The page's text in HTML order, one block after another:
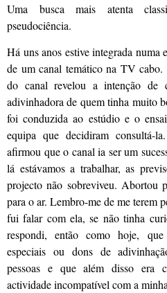
Uma busca mais atenta
pseudociência.
Há uns anos estive integrada numa
de um canal temático na TV cabo.
do canal revelou a intenção de
adivinhadora de quem tinha muito
foi conduzida ao estúdio e o
equipa que decidiram consultá-
afirmou que o canal ia ser um
lá estávamos a trabalhar, as
projecto não sobreviveu. Abortou
para o ar. Lembro-me de me terem
fui falar com ela, se não tinha
respondi, então como hoje,
especiais ou dons de
pessoas e que além disso era
actividade incompatível com a